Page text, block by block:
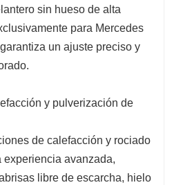
sin hueso de alta
para Mercedes
un ajuste preciso y
y pulverización de
de calefacción y rociado
experiencia avanzada,
libre de escarcha, hielo